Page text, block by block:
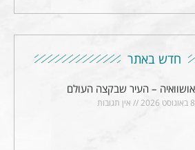
חדש באתר
אושוואיה – העיר שבקצה העולם
8 באוגוסט 2026 אין תגובות